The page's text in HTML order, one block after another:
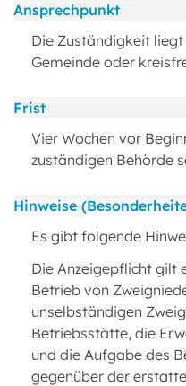
Ansprechpunkt
Die Zuständigkeit
Gemeinde oder
Frist
Vier Wochen vor
zuständigen Behörde
Hinweise
Es gibt folgende
Die Anzeigepflicht gilt
Betrieb von
unselbständigen
Betriebsstätte, die
und die Aufgabe des
gegenüber der